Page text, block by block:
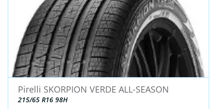
ЗИМНИЕ
Pirelli SKORPION VERDE ALL-SEASON
215/65 R16 98H